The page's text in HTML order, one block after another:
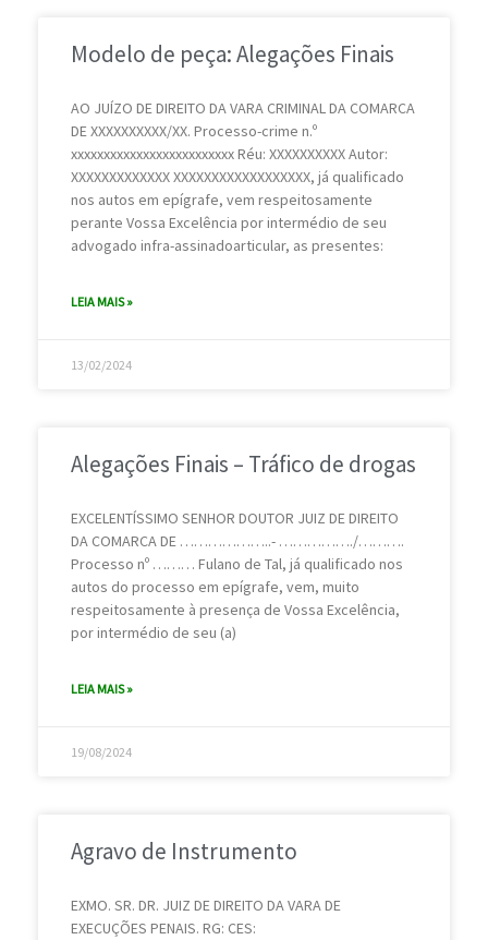
Modelo de peça: Alegações Finais
AO JUÍZO DE DIREITO DA VARA CRIMINAL DA COMARCA
DE XXXXXXXXXX/XX. Processo-crime n.º
xxxxxxxxxxxxxxxxxxxxxxxxx Réu: XXXXXXXXXX Autor:
XXXXXXXXXXXXX XXXXXXXXXXXXXXXXXX, já qualificado
nos autos em epígrafe, vem respeitosamente
perante Vossa Excelência por intermédio de seu
advogado infra-assinadoarticular, as presentes:
LEIA MAIS »
13/02/2024
Alegações Finais – Tráfico de drogas
EXCELENTÍSSIMO SENHOR DOUTOR JUIZ DE DIREITO
DA COMARCA DE ………………..- ……………./……….
Processo nº ……… Fulano de Tal, já qualificado nos
autos do processo em epígrafe, vem, muito
respeitosamente à presença de Vossa Excelência,
por intermédio de seu (a)
LEIA MAIS »
19/08/2024
Agravo de Instrumento
EXMO. SR. DR. JUIZ DE DIREITO DA VARA DE
EXECUÇÕES PENAIS. RG: CES: